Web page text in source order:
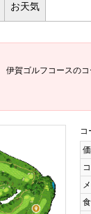
お天気
伊賀ゴルフコースの
コ